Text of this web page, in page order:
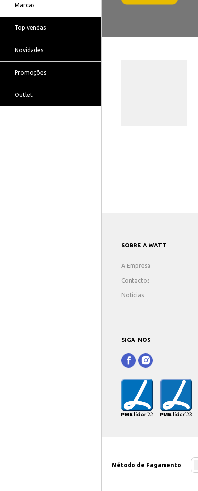
Marcas
Top vendas
Novidades
Promoções
Outlet
SOBRE A WATT
A Empresa
Contactos
Notícias
SIGA-NOS
Método de Pagamento